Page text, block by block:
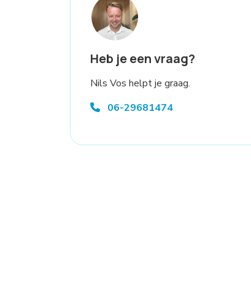
Heb je een vraag?
Nils Vos helpt je graag.
06-29681474